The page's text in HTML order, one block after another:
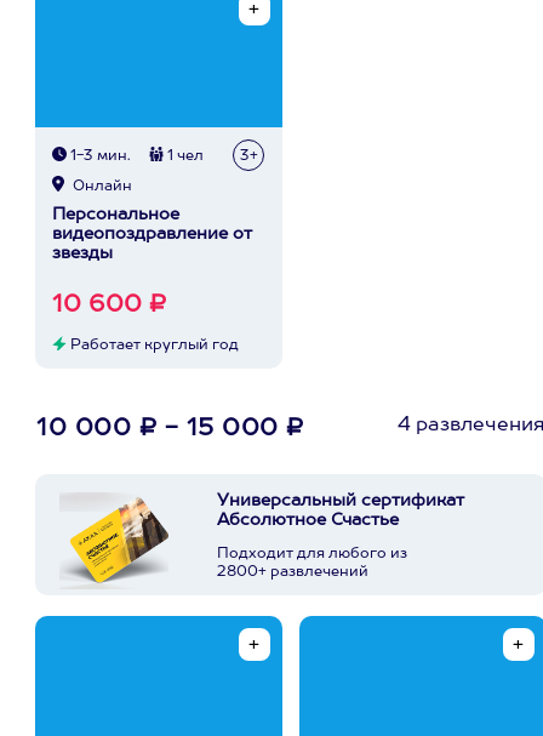
1-3 мин. 1 чел 3+
Онлайн
Персональное
видеопоздравление от
звезды
10 600 ₽
Работает круглый год
10 000 ₽ - 15 000 ₽ 4
Универсальный сертификат
Абсолютное Счастье
Подходит для любого из
2800+ развлечений